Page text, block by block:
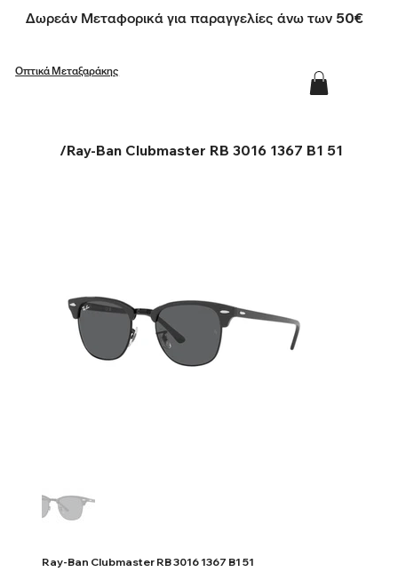
Δωρεάν Μεταφορικά για παραγγελίες άνω των 50€
Οπτικά Μεταξαράκης
/Ray-Ban Clubmaster RB 3016 1367 B1 51
Ray-Ban Clubmaster RB 3016 1367 B1 51